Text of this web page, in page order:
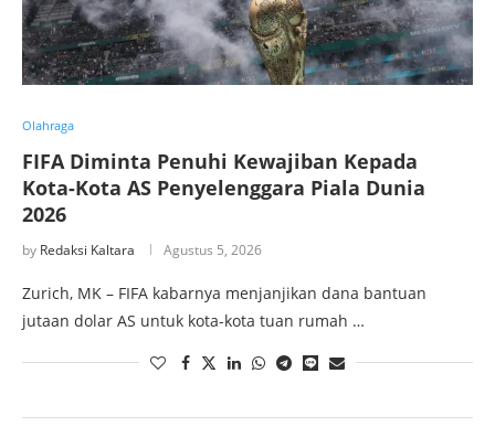
Olahraga
FIFA Diminta Penuhi Kewajiban Kepada
Kota-Kota AS Penyelenggara Piala Dunia
2026
by Redaksi Kaltara Agustus 5, 2026
Zurich, MK – FIFA kabarnya menjanjikan dana bantuan
jutaan dolar AS untuk kota-kota tuan rumah …